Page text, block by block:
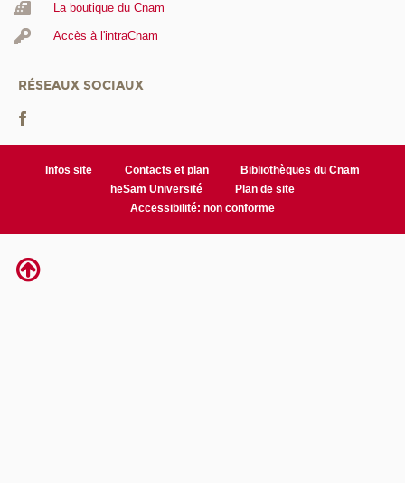
La boutique du Cnam
Accès à l'intraCnam
RÉSEAUX SOCIAUX
Infos site Contacts et plan
Bibliothèques du Cnam
heSam Université
Plan de site
Accessibilité: non conforme